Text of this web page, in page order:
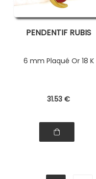
PENDENTIF RUBIS
6 mm Plaqué Or 18 K
31.53 €